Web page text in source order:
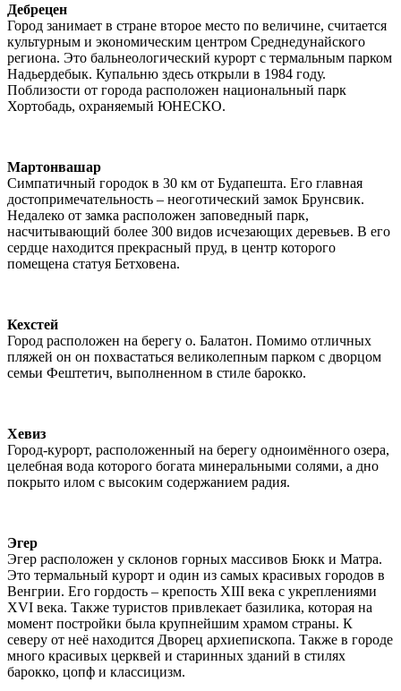
Дебрецен
Город занимает в стране второе место по величине, считается
культурным и экономическим центром Среднедунайского
региона. Это бальнеологический курорт с термальным парком
Надьердебык. Купальню здесь открыли в 1984 году.
Поблизости от города расположен национальный парк
Хортобадь, охраняемый ЮНЕСКО.
Мартонвашар
Симпатичный городок в 30 км от Будапешта. Его главная
достопримечательность – неоготический замок Брунсвик.
Недалеко от замка расположен заповедный парк,
насчитывающий более 300 видов исчезающих деревьев. В его
сердце находится прекрасный пруд, в центр которого
помещена статуя Бетховена.
Кехстей
Город расположен на берегу о. Балатон. Помимо отличных
пляжей он он похвастаться великолепным парком с дворцом
семьи Фештетич, выполненном в стиле барокко.
Хевиз
Город-курорт, расположенный на берегу одноимённого озера,
целебная вода которого богата минеральными солями, а дно
покрыто илом с высоким содержанием радия.
Эгер
Эгер расположен у склонов горных массивов Бюкк и Матра.
Это термальный курорт и один из самых красивых городов в
Венгрии. Его гордость – крепость XIII века с укреплениями
XVI века. Также туристов привлекает базилика, которая на
момент постройки была крупнейшим храмом страны. К
северу от неё находится Дворец архиепископа. Также в городе
много красивых церквей и старинных зданий в стилях
барокко, цопф и классицизм.